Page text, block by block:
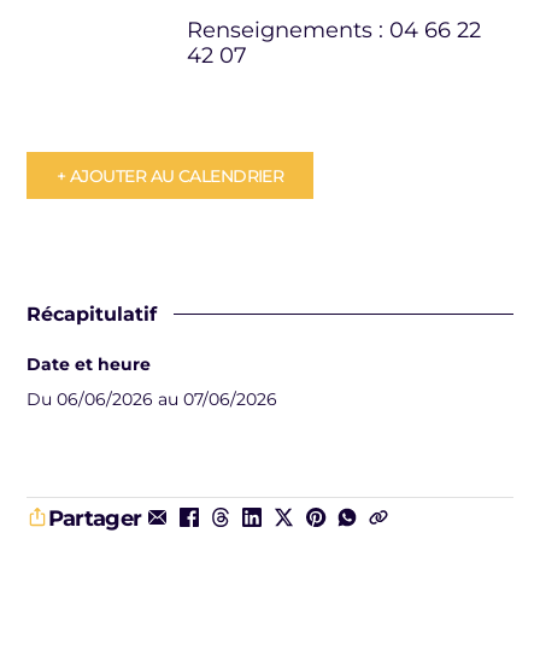
Renseignements : 04 66 22
42 07
+ AJOUTER AU CALENDRIER
Récapitulatif
Date et heure
Du 06/06/2026 au 07/06/2026
Partager